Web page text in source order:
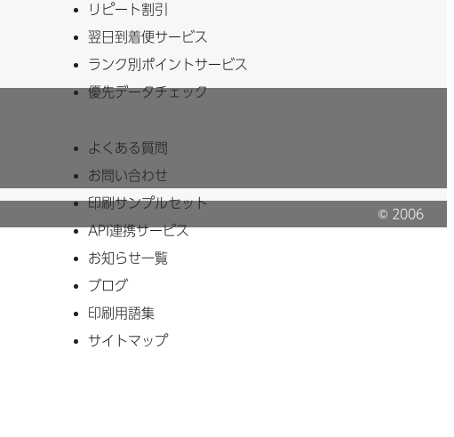
リピート割引
翌日到着便サービス
ランク別ポイントサービス
優先データチェック
よくある質問
お問い合わせ
印刷サンプルセット
API連携サービス
お知らせ一覧
ブログ
印刷用語集
サイトマップ
© 2006